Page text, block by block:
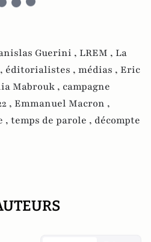
Guerini , LREM , La
éditorialistes , médias , Eric
Mabrouk , campagne
, Emmanuel Macron ,
, temps de parole , décompte